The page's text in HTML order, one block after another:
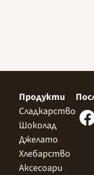
Продукти
Сладкарство
Шоколад
Джелато
Хлебарство
Аксесоари